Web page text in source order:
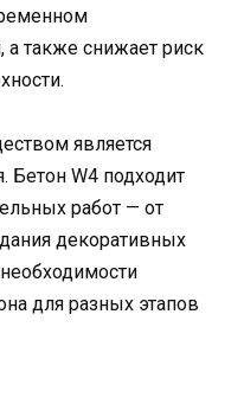
а также снижает риск
является
Бетон W4 подходит
работ — от
декоративных
для разных этапов